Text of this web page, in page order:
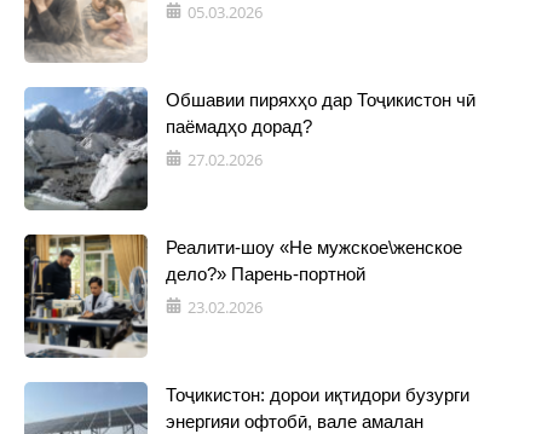
05.03.2026
Обшавии пиряхҳо дар Тоҷикистон чӣ
паёмадҳо дорад?
27.02.2026
Реалити-шоу «Не мужское\женское
дело?» Парень-портной
23.02.2026
Тоҷикистон: дорои иқтидори бузурги
энергияи офтобӣ, вале амалан